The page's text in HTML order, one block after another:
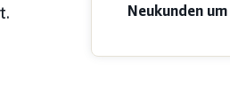
Neukunden um